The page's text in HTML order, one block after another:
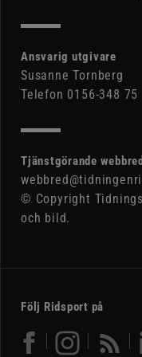
Ansvarig utgivare
Susanne Tornberg
Telefon 0156-348 75
Tjänstgörande
© Copyright
och bild.
Följ Ridsport på